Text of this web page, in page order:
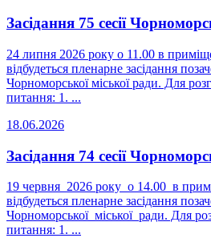
Засідання 75 сесії
24 липня 2026 року о 11.00 в
відбудеться пленарне засідання
Чорноморської міської ради. Для
питання: 1. ...
18.06.2026
Засідання 74 сесії
19 червня 2026 року о 14.00 в
відбудеться пленарне засідання
Чорноморської міської ради. Для
питання: 1. ...